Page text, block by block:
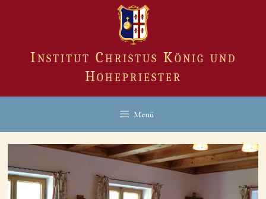
Institut Christus König und
Hohepriester
Menü